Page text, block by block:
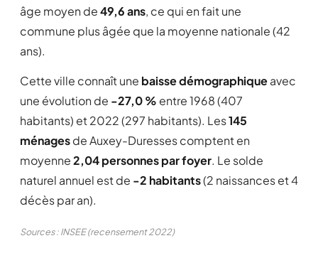
âge moyen de49,6 ans, ce qui en fait une
commune plus âgée que la moyenne nationale (42
ans).
Cette ville connaît une baisse démographiqueavec
une évolution de -27,0 % entre 1968 (407
habitants) et 2022 (297 habitants). Les145
ménagesde Auxey-Duresses comptent en
moyenne2,04 personnes par foyer. Le solde
naturel annuel est de -2 habitants(2 naissances et 4
décès par an).
Sources : INSEE (recensement 2022)